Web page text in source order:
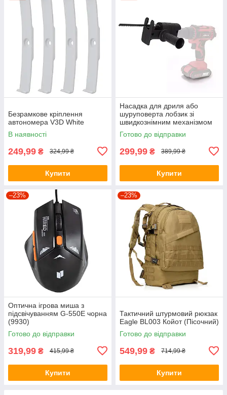
Безрамкове кріплення
автономера V3D White
В наявності
249,99 ₴ 324,99 ₴
Купити
Насадка для дриля або
шуруповерта лобзик зі
швидкознімним механізмом
SAW KT-107
Готово до відправки
299,99 ₴ 389,99 ₴
Купити
–23%
Оптична ігрова миша з
підсвічуванням G-550E чорна
(9930)
Готово до відправки
319,99 ₴ 415,99 ₴
Купити
–23%
Тактичний штурмовий рюкзак
Eagle BL003 Койот (Пісочний)
Готово до відправки
549,99 ₴ 714,99 ₴
Купити